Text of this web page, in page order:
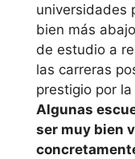
universidades
bien más
de estudio a
las carreras
prestigio por
Algunas
ser muy bien